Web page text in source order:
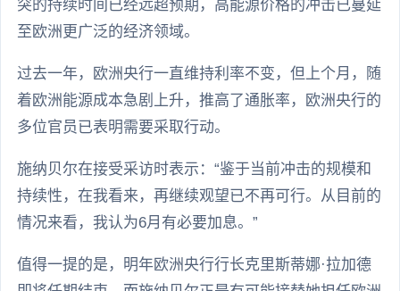
突的持续时间已经远超预期，高能源价格的冲击已蔓延
至欧洲更广泛的经济领域。
过去一年，欧洲央行一直维持利率不变，但上个月，随
着欧洲能源成本急剧上升，推高了通胀率，欧洲央行的
多位官员已表明需要采取行动。
施纳贝尔在接受采访时表示：“鉴于当前冲击的规模和
持续性，在我看来，再继续观望已不再可行。从目前的
情况来看，我认为6月有必要加息。”
值得一提的是，明年欧洲央行行长克里斯蒂娜·拉加德